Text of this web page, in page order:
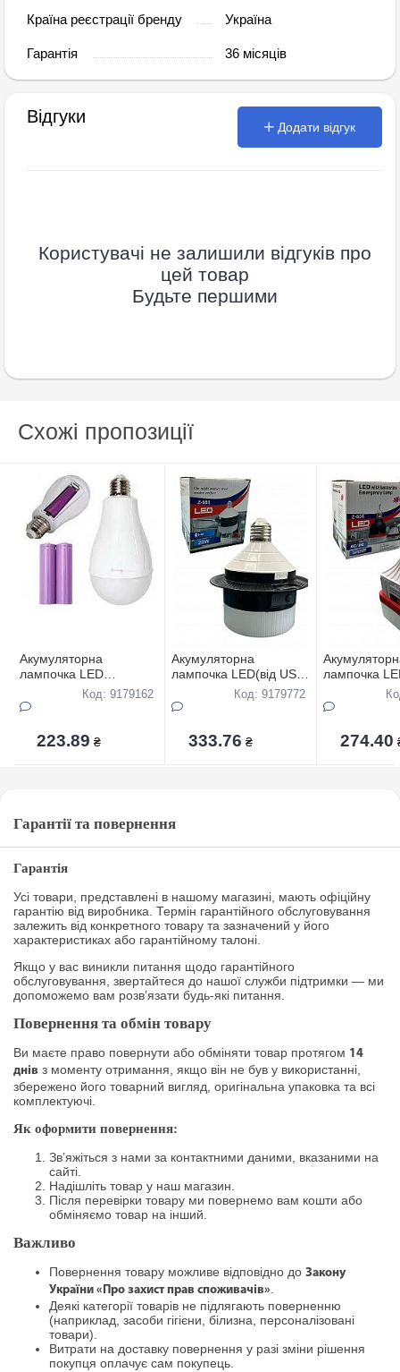
Країна реєстрації бренду Україна
Гарантія 36 місяців
Відгуки
Додати відгук
Користувачі не залишили відгуків про
цей товар
Будьте першими
Схожі пропозиції
Акумуляторна
лампочка LED
20Вт,Е27,6500ККод: 9179162
223.89 ₴
Акумуляторна
лампочка LED(вiд USB)
Код: 9179772
333.76 ₴
лампочка
274.40
Гарантії та повернення
Гарантія
Усі товари, представлені в нашому магазині, мають офіційну
гарантію від виробника. Термін гарантійного обслуговування
залежить від конкретного товару та зазначений у його
характеристиках або гарантійному талоні.
Якщо у вас виникли питання щодо гарантійного
обслуговування, звертайтеся до нашої служби підтримки — ми
допоможемо вам розв’язати будь-які питання.
Повернення та обмін товару
Ви маєте право повернути або обміняти товар протягом 14
днів з моменту отримання, якщо він не був у використанні,
збережено його товарний вигляд, оригінальна упаковка та всі
комплектуючі.
Як оформити повернення:
Зв’яжіться з нами за контактними даними, вказаними на
сайті.
Надішліть товар у наш магазин.
Після перевірки товару ми повернемо вам кошти або
обміняємо товар на інший.
Важливо
Повернення товару можливе відповідно до Закону
України «Про захист прав споживачів».
Деякі категорії товарів не підлягають поверненню
(наприклад, засоби гігієни, білизна, персоналізовані
товари).
Витрати на доставку повернення у разі зміни рішення
покупця оплачує сам покупець.